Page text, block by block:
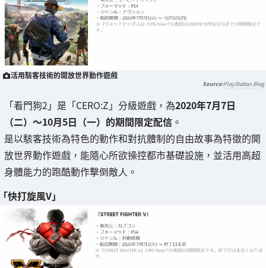
活用駭客技術的開放世界動作遊戲
PlayStation.Blog
「看門狗2」是「CERO:Z」分級遊戲，為2020年7月7日
（二）～10月5日（一）的期間限定配信 。
是以駭客技術為特色的動作和對抗體制的自由故事為特徵的開
放世界動作遊戲，能隨心所欲操控都市基礎設施，並活用高超
身體能力的跑酷動作擊倒敵人。
「快打旋風V」